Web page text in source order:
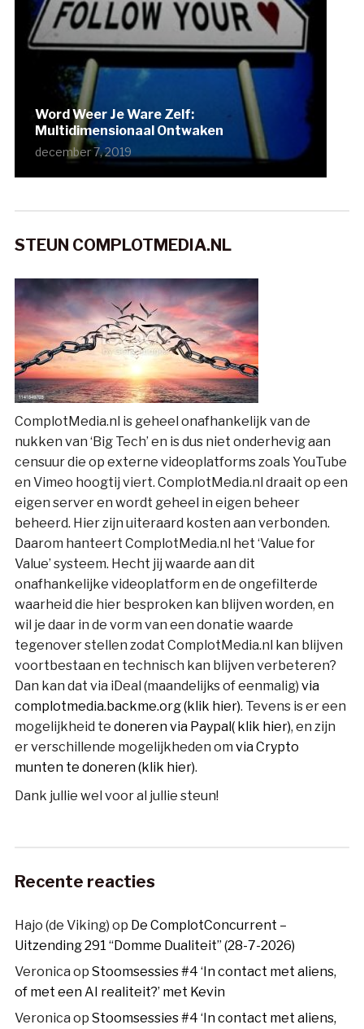
Word Weer Je Ware Zelf:
Multidimensionaal Ontwaken
december 7, 2019
STEUN COMPLOTMEDIA.NL
ComplotMedia.nl is geheel onafhankelijk van de
nukken van ‘Big Tech’ en is dus niet onderhevig aan
censuur die op externe videoplatforms zoals YouTube
en Vimeo hoogtij viert. ComplotMedia.nl draait op een
eigen server en wordt geheel in eigen beheer
beheerd. Hier zijn uiteraard kosten aan verbonden.
Daarom hanteert ComplotMedia.nl het ‘Value for
Value’ systeem. Hecht jij waarde aan dit
onafhankelijke videoplatform en de ongefilterde
waarheid die hier besproken kan blijven worden, en
wil je daar in de vorm van een donatie waarde
tegenover stellen zodat ComplotMedia.nl kan blijven
voortbestaan en technisch kan blijven verbeteren?
Dan kan dat via iDeal (maandelijks of eenmalig) via
complotmedia.backme.org (klik hier). Tevens is er een
mogelijkheid te doneren via Paypal( klik hier), en zijn
er verschillende mogelijkheden om via Crypto
munten te doneren (klik hier).
Dank jullie wel voor al jullie steun!
Recente reacties
Hajo (de Viking) op De ComplotConcurrent –
Uitzending 291 “Domme Dualiteit” (28-7-2026)
Veronica op Stoomsessies #4 ‘In contact met aliens,
of met een AI realiteit?’ met Kevin
Veronica op Stoomsessies #4 ‘In contact met aliens,